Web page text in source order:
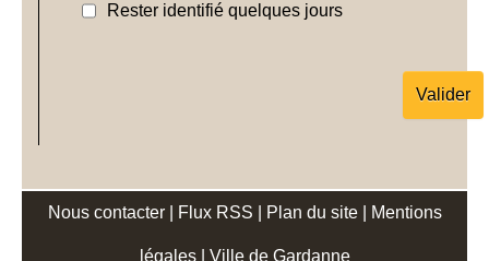
Rester identifié quelques jours
Nous contacter Flux RSS Plan du site Mentions
légales Ville de Gardanne